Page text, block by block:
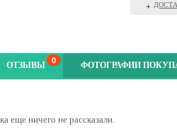
+
ОТЗЫВЫ 0 ФОТОГРАФИИ
еще ничего не рассказали.